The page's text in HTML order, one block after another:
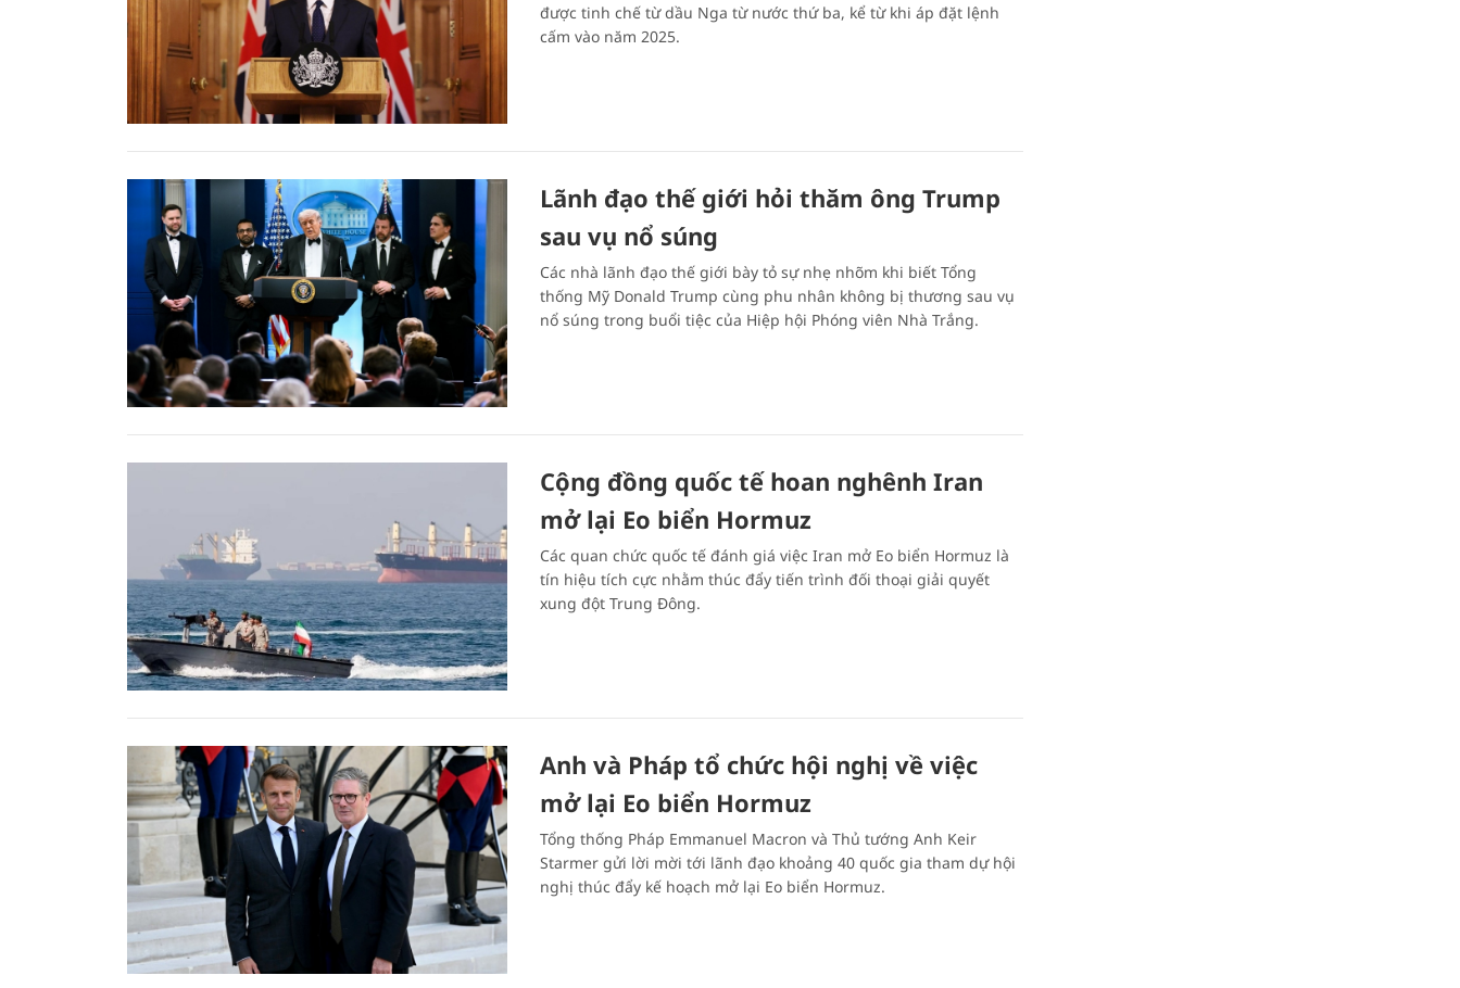
được tinh chế từ dầu Nga từ nước thứ ba, kể từ khi áp đặt lệnh
cấm vào năm 2025.
Lãnh đạo thế giới hỏi thăm ông Trump
sau vụ nổ súng
Các nhà lãnh đạo thế giới bày tỏ sự nhẹ nhõm khi biết Tổng
thống Mỹ Donald Trump cùng phu nhân không bị thương sau vụ
nổ súng trong buổi tiệc của Hiệp hội Phóng viên Nhà Trắng.
Cộng đồng quốc tế hoan nghênh Iran
mở lại Eo biển Hormuz
Các quan chức quốc tế đánh giá việc Iran mở Eo biển Hormuz là
tín hiệu tích cực nhằm thúc đẩy tiến trình đối thoại giải quyết
xung đột Trung Đông.
Anh và Pháp tổ chức hội nghị về việc
mở lại Eo biển Hormuz
Tổng thống Pháp Emmanuel Macron và Thủ tướng Anh Keir
Starmer gửi lời mời tới lãnh đạo khoảng 40 quốc gia tham dự hội
nghị thúc đẩy kế hoạch mở lại Eo biển Hormuz.